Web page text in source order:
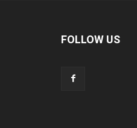
FOLLOW US